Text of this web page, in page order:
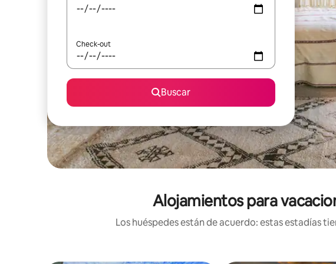
Check-out
Buscar
Alojamientos para
Los huéspedes están de acuerdo: estas estadías